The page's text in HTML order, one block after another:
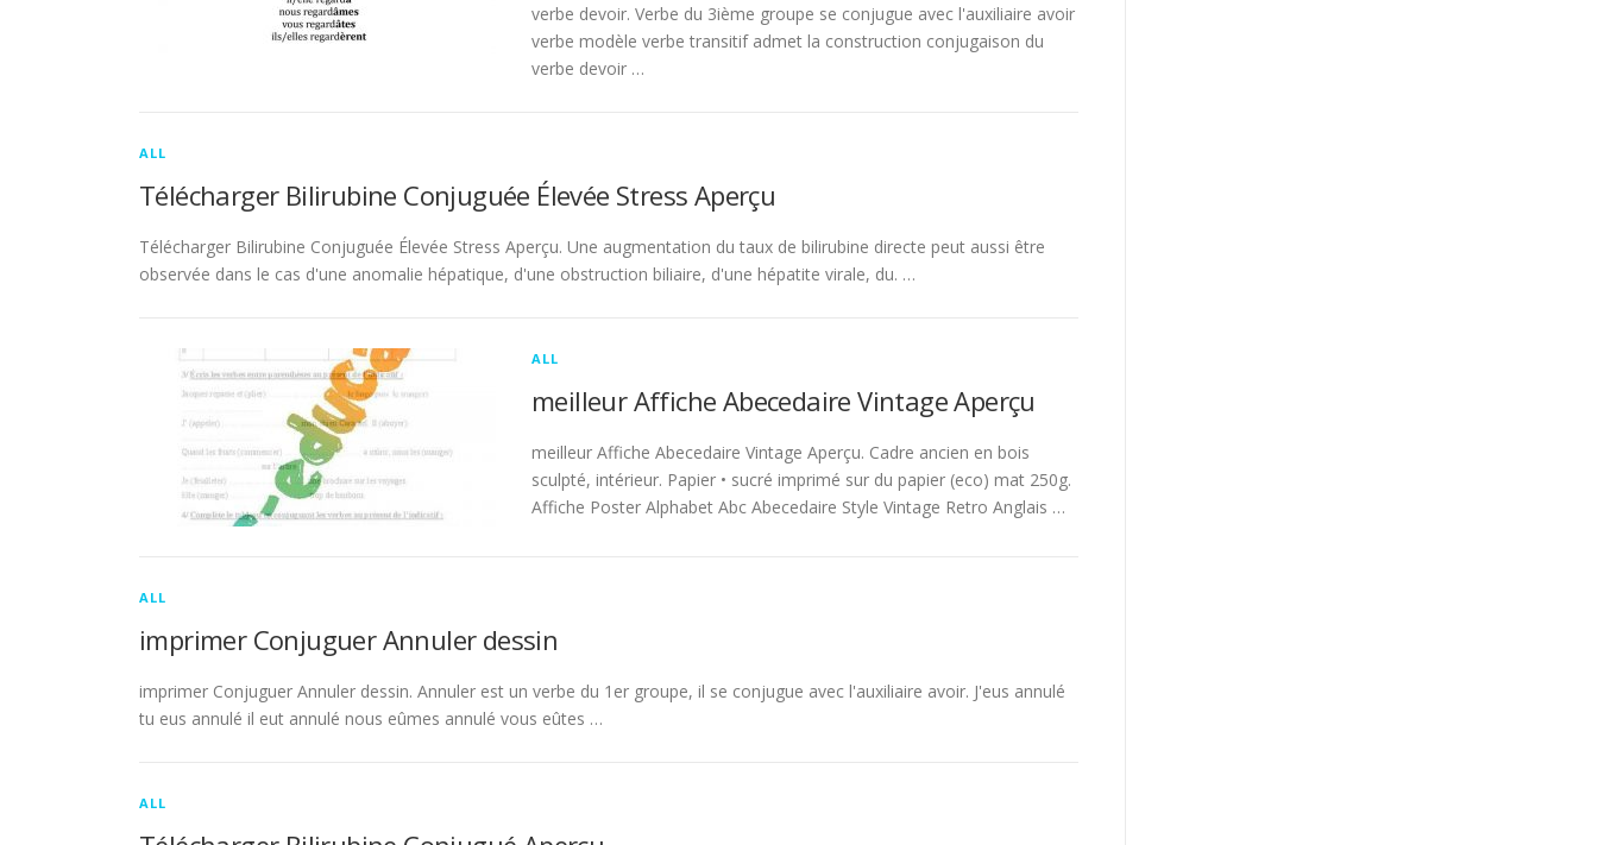
verbe devoir. Verbe du 3ième groupe se conjugue avec l'auxiliaire avoir
verbe modèle verbe transitif admet la construction conjugaison du
verbe devoir …
ALL
Télécharger Bilirubine Conjuguée Élevée Stress Aperçu
Télécharger Bilirubine Conjuguée Élevée Stress Aperçu. Une augmentation du taux de bilirubine directe peut aussi être
observée dans le cas d'une anomalie hépatique, d'une obstruction biliaire, d'une hépatite virale, du. …
ALL
meilleur Affiche Abecedaire Vintage Aperçu
meilleur Affiche Abecedaire Vintage Aperçu. Cadre ancien en bois
sculpté, intérieur. Papier • sucré imprimé sur du papier (eco) mat 250g.
Affiche Poster Alphabet Abc Abecedaire Style Vintage Retro Anglais …
ALL
imprimer Conjuguer Annuler dessin
imprimer Conjuguer Annuler dessin. Annuler est un verbe du 1er groupe, il se conjugue avec l'auxiliaire avoir. J'eus annulé
tu eus annulé il eut annulé nous eûmes annulé vous eûtes …
ALL